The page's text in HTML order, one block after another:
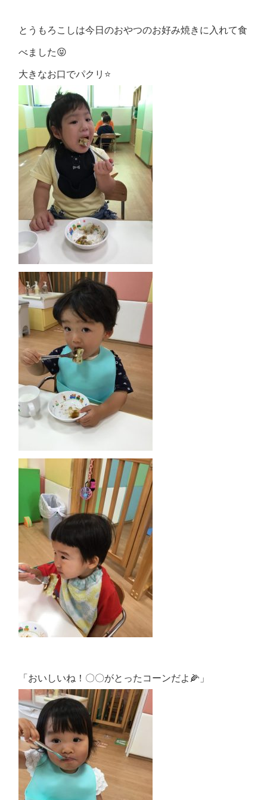
とうもろこしは今日のおやつのお好み焼きに入れて食
べました😝
大きなお口でパクリ⭐️
「おいしいね！〇〇がとったコーンだよ🌽」